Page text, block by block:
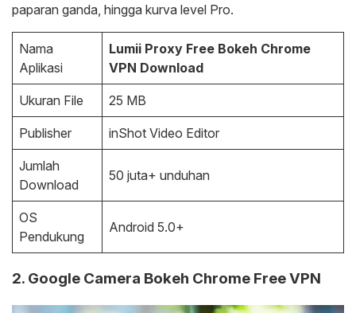
paparan ganda, hingga kurva level Pro.
Nama
Aplikasi
Lumii Proxy Free Bokeh Chrome
VPN Download
Ukuran File 25 MB
Publisher inShot Video Editor
Jumlah
Download
50 juta+ unduhan
OS
Pendukung
Android 5.0+
2. Google Camera Bokeh Chrome Free VPN